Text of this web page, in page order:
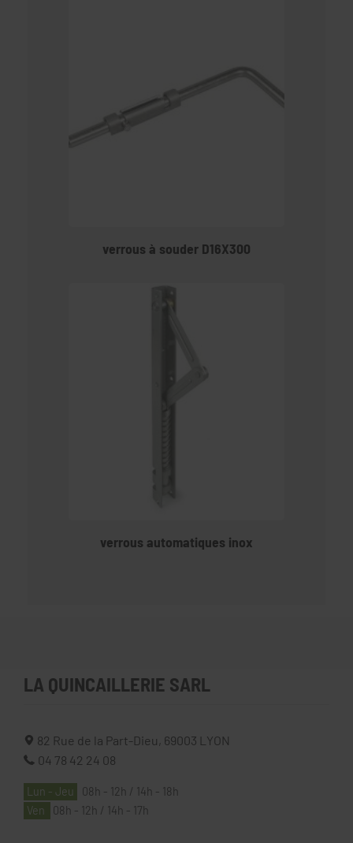
verrous à souder D16X300
verrous automatiques inox
LA QUINCAILLERIE SARL
82 Rue de la Part-Dieu, 69003
LYON
04 78 42 24 08
Lun - Jeu
08h - 12h / 14h - 18h
Ven
08h - 12h / 14h - 17h